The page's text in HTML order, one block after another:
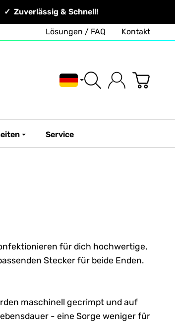
Zuverlässig & Schnell!
Lösungen / FAQ Kontakt
Deutsch
Service
für dich hochwertige,
Stecker für beide Enden.
maschinell gecrimpt und auf
- eine Sorge weniger für